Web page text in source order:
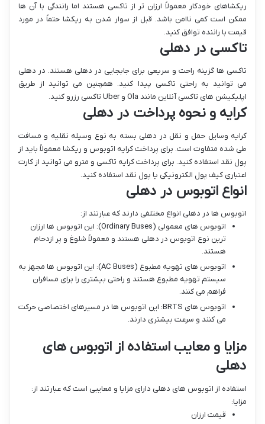
ریکشاهای خودکار معمولاً ارزان تر از تاکسی هستند اما رانندگی با آن ها
ممکن است کمی ناامن باشد. قبل از سوار شدن به ریکشا حتماً در مورد
قیمت با راننده توافق کنید.
تاکسی در دهلی
تاکسی ها گزینه راحت و سریعی برای جابجایی در دهلی هستند. در دهلی
می توانید به راحتی تاکسی پیدا کنید. همچنین می توانید از طریق
اپلیکیشن های تاکسی آنلاین مانند Ola و Uber تاکسی رزرو کنید.
کرایه و نحوه پرداخت در دهلی
کرایه وسایل حمل و نقل در دهلی بسته به نوع وسیله نقلیه و مسافت
طی شده متفاوت است. برای پرداخت کرایه اتوبوس و ریکشا معمولاً باید از
پول نقد استفاده کنید. برای پرداخت کرایه تاکسی و مترو می توانید از کارت
اعتباری کیف پول الکترونیکی یا پول نقد استفاده کنید.
انواع اتوبوس در دهلی
اتوبوس ها در دهلی انواع مختلفی دارند که عبارتند از:
اتوبوس های معمولی (Ordinary Buses): این اتوبوس ها ارزان
ترین نوع اتوبوس در دهلی هستند و معمولاً شلوغ و پر ازدحام
هستند.
اتوبوس های تهویه مطبوع (AC Buses): این اتوبوس ها مجهز به
سیستم تهویه مطبوع هستند و راحتی بیشتری را برای مسافران
فراهم می کنند.
اتوبوس های BRTS: این اتوبوس ها در مسیرهای اختصاصی حرکت
می کنند و سرعت بیشتری دارند.
مزایا و معایب استفاده از اتوبوس های
دهلی
استفاده از اتوبوس های دهلی دارای مزایا و معایبی است که عبارتند از:
مزایا:
قیمت ارزان